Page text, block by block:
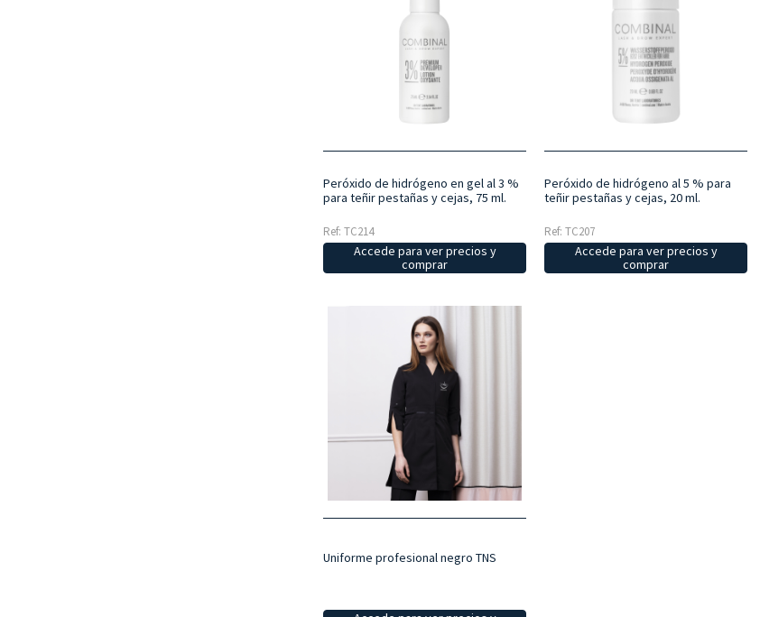
Peróxido de hidrógeno en gel al 3 %
para teñir pestañas y cejas, 75 ml.
Ref: TC214
Accede para ver precios y
comprar
Peróxido de hidrógeno al 5 % para
teñir pestañas y cejas, 20 ml.
Ref: TC207
Accede para ver precios y
comprar
Uniforme profesional negro TNS